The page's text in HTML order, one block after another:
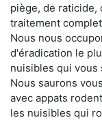
piège, de raticide,
traitement
Nous nous
d'éradication le
nuisibles qui vous
Nous saurons
avec appats
les nuisibles qui